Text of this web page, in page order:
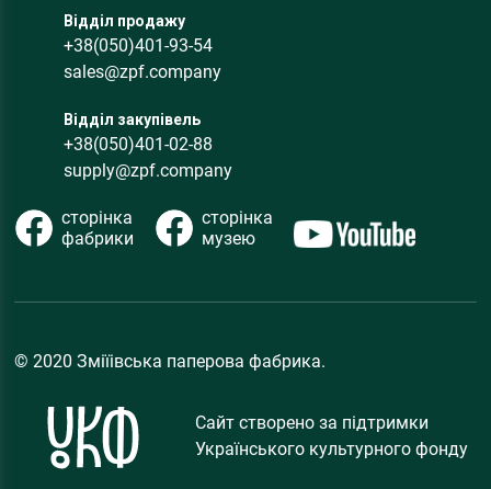
Відділ продажу
+38(050)401-93-54
sales@zpf.company
Відділ закупівель
+38(050)401-02-88
supply@zpf.company
сторінка
фабрики
сторінка
музею
© 2020 Зміїівська паперова фабрика.
Сайт створено за підтримки
Українського культурного фонду